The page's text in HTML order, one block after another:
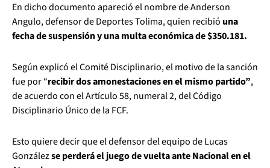
En dicho documento apareció el nombre de Anderson
Angulo, defensor de Deportes Tolima, quien recibió una
fecha de suspensión y una multa económica de $350.181.
Según explicó el Comité Disciplinario, el motivo de la sanción
fue por “recibir dos amonestaciones en el mismo partido”,
de acuerdo con el Artículo 58, numeral 2, del Código
Disciplinario Único de la FCF.
Esto quiere decir que el defensor del equipo de Lucas
Gonzálezse perderá el juego de vuelta ante Nacional en el